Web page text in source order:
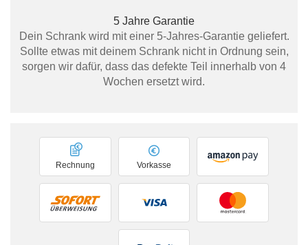
5 Jahre Garantie
Dein Schrank wird mit einer 5-Jahres-Garantie geliefert.
Sollte etwas mit deinem Schrank nicht in Ordnung sein,
sorgen wir dafür, dass das defekte Teil innerhalb von 4
Wochen ersetzt wird.
Vorkasse
Rechnung